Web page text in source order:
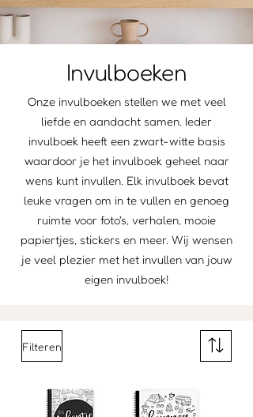
Invulboeken
Onze invulboeken stellen we met veel
liefde en aandacht samen. Ieder
invulboek heeft een zwart-witte basis
waardoor je het invulboek geheel naar
wens kunt invullen. Elk invulboek bevat
leuke vragen om in te vullen en genoeg
ruimte voor foto's, verhalen, mooie
papiertjes, stickers en meer. Wij wensen
je veel plezier met het invullen van jouw
eigen invulboek!
Filteren